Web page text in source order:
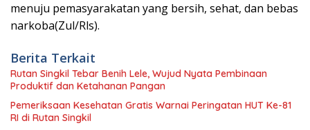
menuju pemasyarakatan yang bersih, sehat, dan bebas
narkoba(Zul/Rls).
Berita Terkait
Rutan Singkil Tebar Benih Lele, Wujud Nyata Pembinaan
Produktif dan Ketahanan Pangan
Pemeriksaan Kesehatan Gratis Warnai Peringatan HUT Ke-81
RI di Rutan Singkil